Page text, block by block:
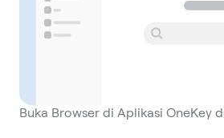
Buka Browser di Aplikasi OneKey